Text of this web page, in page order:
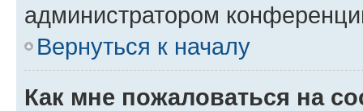
администратором
Вернуться к началу
Как мне пожаловаться на